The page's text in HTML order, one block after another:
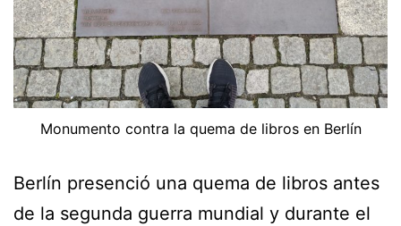
Monumento contra la quema de libros en Berlín
Berlín presenció una quema de libros antes
de la segunda guerra mundial y durante el